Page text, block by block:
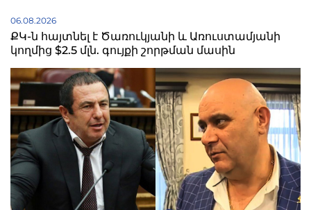
06.08.2026
ՔԿ-ն հայտնել է Ծառուկյանի և Առուստամյանի
կողմից $2.5 մլն. գույքի շորթման մասին